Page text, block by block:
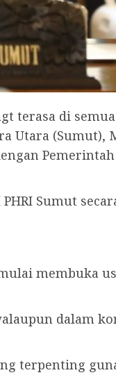
terasa di
Utara (Sumut),
Sumut
membuka
dalam
terpenting